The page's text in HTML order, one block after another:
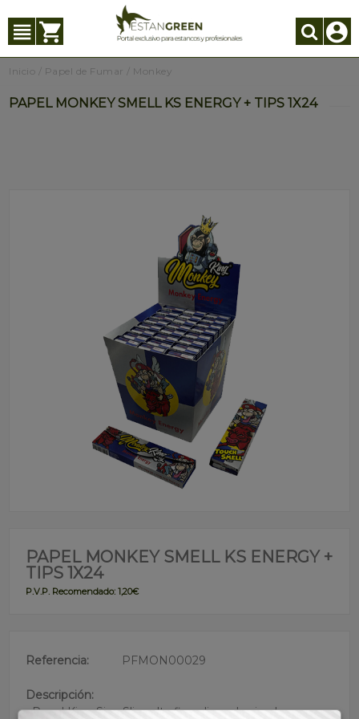
Inicio Papel de Fumar Monkey
PAPEL MONKEY SMELL KS ENERGY + TIPS 1X24
PAPEL MONKEY SMELL KS ENERGY +
TIPS 1X24
P.V.P. Recomendado: 1,20€
Referencia: PFMON00029
Descripción:
• Papel King Size Slim ultrafino slim saborizado